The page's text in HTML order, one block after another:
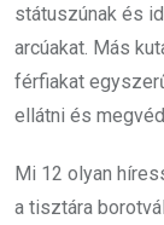
státuszúnak és
arcúakat. Más
férfiakat
ellátni és
Mi 12 olyan
a tisztára